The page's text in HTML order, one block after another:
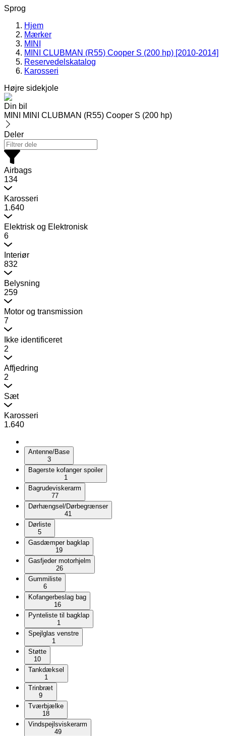
Sprog
Hjem
Mærker
MINI
MINI CLUBMAN (R55) Cooper S (200 hp) [2010-2014]
Reservedelskatalog
Karosseri
Højre sidekjole
Din bil
MINI MINI CLUBMAN (R55) Cooper S (200 hp)
Deler
Airbags
134
Karosseri
1.640
Elektrisk og Elektronisk
6
Interiør
832
Belysning
259
Motor og transmission
7
Ikke identificeret
2
Affjedring
2
Sæt
Karosseri
1.640
Antenne/Base
3
Bagerste kofanger spoiler
1
Bagrudeviskerarm
77
Dørhængsel/Dørbegrænser
41
Dørliste
5
Gasdæmper bagklap
19
Gasfjeder motorhjelm
26
Gummiliste
6
Kofangerbeslag bag
16
Pynteliste til bagklap
1
Spejlglas venstre
1
Støtte
10
Tankdæksel
1
Trinbræt
9
Tværbjælke
18
Vindspejlsviskerarm
49